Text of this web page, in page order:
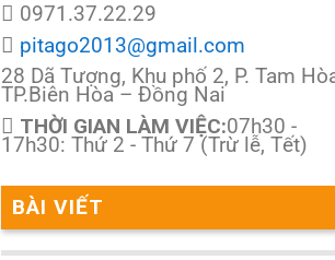
0971.37.22.29
pitago2013@gmail.com
28 Dã Tượng, Khu phố 2, P. Tam
TP.Biên Hòa – Đồng Nai
THỜI GIAN LÀM VIỆC:07h30 -
17h30: Thứ 2 - Thứ 7 (Trừ lễ, Tết)
BÀI VIẾT